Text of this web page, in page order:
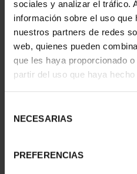
sociales y analizar el tráfico.
información sobre el uso que
nuestros partners de redes
web, quienes pueden
que les haya proporcionado
partir del uso que haya
NECESARIAS
PREFERENCIAS
3 Productos encontrados